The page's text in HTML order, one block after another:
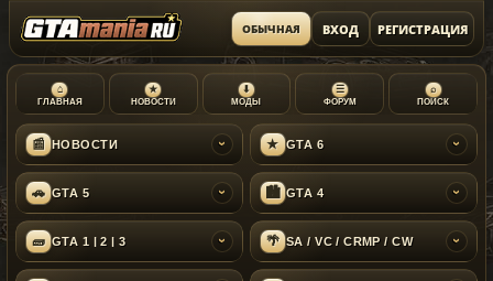
ОБЫЧНАЯ ВХОД РЕГИСТРАЦИЯ
⌂
ГЛАВНАЯ
★
НОВОСТИ
⬇
МОДЫ
☰
ФОРУМ
⌕
ПОИСК
📰 НОВОСТИ › ★ GTA 6 ›
🚗 GTA 5 › 🏙 GTA 4 ›
🧱 GTA 1 | 2 | 3 › 🌴 SA / VC / CRMP / CW ›